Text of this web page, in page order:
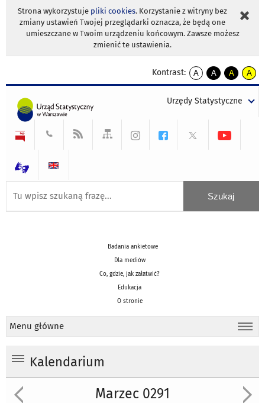
Strona wykorzystuje pliki cookies. Korzystanie z witryny bez
zmiany ustawień Twojej przeglądarki oznacza, że będą one
umieszczane w Twoim urządzeniu końcowym. Zawsze możesz
zmienić te ustawienia.
Kontrast:
A
kontrast
A
kontrast
tekst
czarnym
A
kontrast
tekst
czarnym
A
tekst
żółtym
Urzędy Statystyczne
Badania ankietowe
Dla mediów
Co, gdzie, jak załatwić?
Edukacja
O stronie
Menu główne
Kalendarium
Marzec 0291